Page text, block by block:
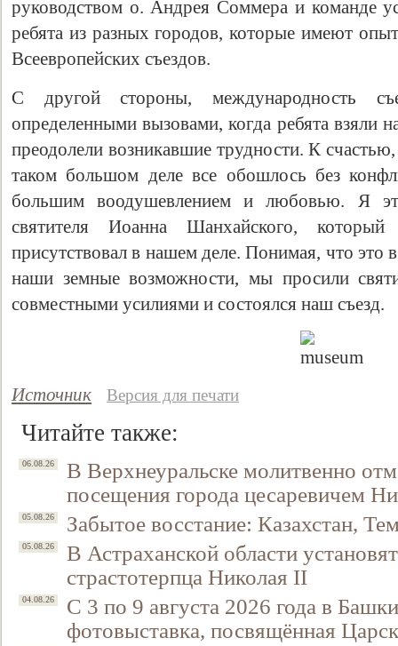
руководством о. Андрея Соммера и команде
ребята из разных городов, которые имеют
Всеевропейских съездов.
С другой стороны, международность
определенными вызовами, когда ребята взяли
преодолели возникавшие трудности. К
таком большом деле все обошлось без
большим воодушевлением и любовью. Я
святителя Иоанна Шанхайского,
присутствовал в нашем деле. Понимая, что это
наши земные возможности, мы просили
совместными усилиями и состоялся наш съезд.
Источник Версия для печати
Читайте также:
06.08.26
В Верхнеуральске молитвенно
посещения города цесаревичем
05.08.26 Забытое восстание: Казахстан,
05.08.26
В Астраханской области
страстотерпца Николая II
04.08.26
С 3 по 9 августа 2026 года в
фотовыставка, посвящённая